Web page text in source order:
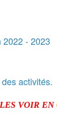
2022 - 2023
activités.
VOIR EN